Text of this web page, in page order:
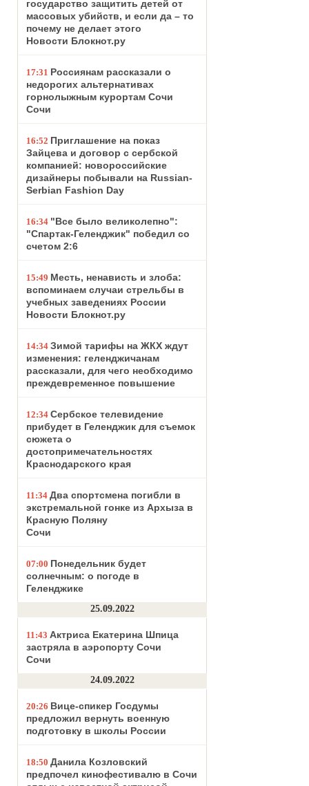
государство защитить детей от
массовых убийств, и если да – то
почему не делает этого
Новости Блокнот.ру
17:31 Россиянам рассказали о
недорогих альтернативах
горнолыжным курортам Сочи
Сочи
16:52 Приглашение на показ
Зайцева и договор с сербской
компанией: новороссийские
дизайнеры побывали на Russian-
Serbian Fashion Day
16:34 "Все было великолепно":
"Спартак-Геленджик" победил со
счетом 2:6
15:49 Месть, ненависть и злоба:
вспоминаем случаи стрельбы в
учебных заведениях России
Новости Блокнот.ру
14:34 Зимой тарифы на ЖКХ ждут
изменения: геленджичанам
рассказали, для чего необходимо
преждевременное повышение
12:34 Сербское телевидение
прибудет в Геленджик для съемок
сюжета о
достопримечательностях
Краснодарского края
11:34 Два спортсмена погибли в
экстремальной гонке из Архыза в
Красную Поляну
Сочи
07:00 Понедельник будет
солнечным: о погоде в
Геленджике
25.09.2022
11:43 Актриса Екатерина Шпица
застряла в аэропорту Сочи
Сочи
24.09.2022
20:26 Вице-спикер Госдумы
предложил вернуть военную
подготовку в школы России
18:50 Данила Козловский
предпочел кинофестивалю в Сочи